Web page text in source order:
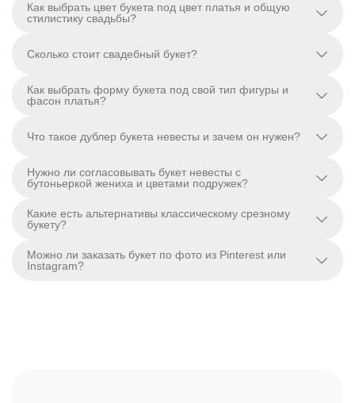
Как выбрать цвет букета под цвет платья и общую
стилистику свадьбы?
Сколько стоит свадебный букет?
Как выбрать форму букета под свой тип фигуры и
фасон платья?
Что такое дублер букета невесты и зачем он нужен?
Нужно ли согласовывать букет невесты с
бутоньеркой жениха и цветами подружек?
Какие есть альтернативы классическому срезному
букету?
Можно ли заказать букет по фото из Pinterest или
Instagram?